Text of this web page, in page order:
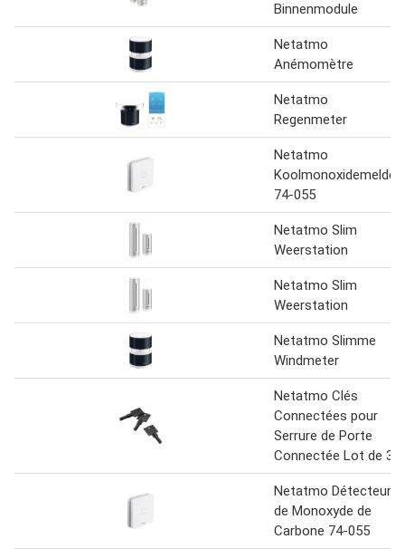
Binnenmodule
Netatmo
Anémomètre
Netatmo
Regenmeter
Netatmo
Koolmonoxidemelder
74-055
Netatmo Slim
Weerstation
Netatmo Slim
Weerstation
Netatmo Slimme
Windmeter
Netatmo Clés
Connectées pour
Serrure de Porte
Connectée Lot de 3
Netatmo Détecteur
de Monoxyde de
Carbone 74-055